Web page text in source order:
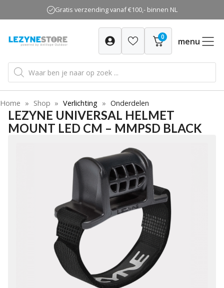
naar
inhoud
Gratis verzending vanaf €100,- binnen NL
0 menu
Producten
zoeken
Home » Shop » Verlichting » Onderdelen
LEZYNE UNIVERSAL HELMET
MOUNT LED CM – MMPSD BLACK